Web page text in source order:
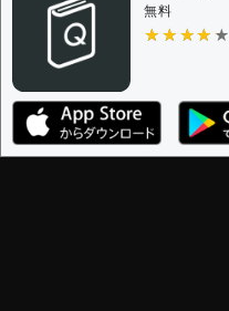
無料
★★★★★
★★★★★